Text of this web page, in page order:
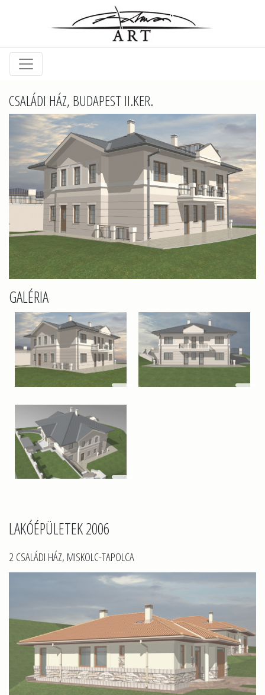
CSALÁDI HÁZ, BUDAPEST II.KER.
GALÉRIA
LAKÓÉPÜLETEK 2006
2 CSALÁDI HÁZ, MISKOLC-TAPOLCA